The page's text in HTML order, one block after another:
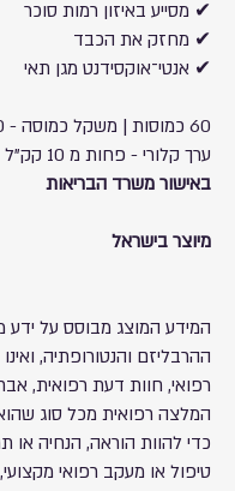
✔ מסייע באיזון רמות סוכר
✔ מחזק את הכבד
✔ אנטי־אוקסידנט מגן תאי
60 כמוסות | משקל כמוסה - 700 מ"ג
ערך קלורי - פחות מ 10 קק"ל לכמוסה
באישור משרד הבריאות
מיוצר בישראל
המידע המוצג מבוסס על ידע
ההרבליזם והנטורופתיה, ואינו
רפואי, חוות דעת רפואית,
המלצה רפואית מכל סוג
כדי להוות הוראה, הנחיה או
טיפול או מעקב רפואי